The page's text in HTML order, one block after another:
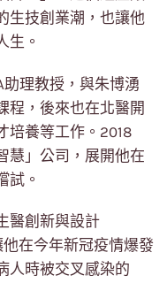
生技創業潮，也讓他
生。
理教授，與朱博湧
程，後來也在北醫開
培養等工作。2018
慧」公司，展開他在
試。
醫創新與設計
在今年新冠疫情爆發
人時被交叉感染的